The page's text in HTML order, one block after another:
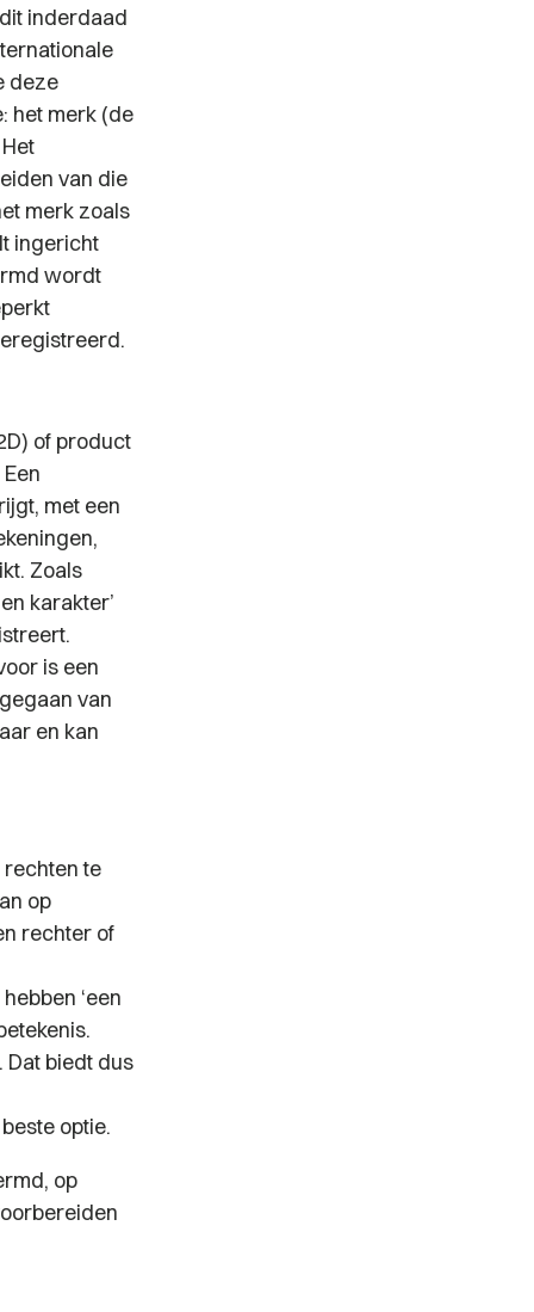
inderdaad
deze
het merk (de
van die
merk zoals
ingericht
wordt
of product
met een
Zoals
karakter’
is een
van
en kan
te
op
rechter of
‘een
Dat biedt dus
optie.
op